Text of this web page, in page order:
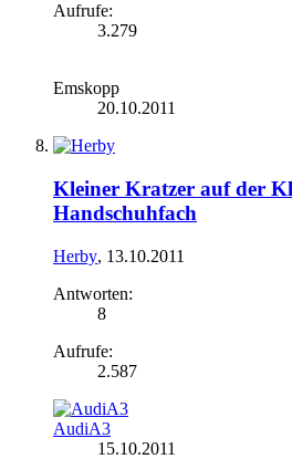
Aufrufe:
3.279
Emskopp
20.10.2011
Kleiner Kratzer auf der
Handschuhfach
Herby, 13.10.2011
Antworten:
8
Aufrufe:
2.587
AudiA3
15.10.2011